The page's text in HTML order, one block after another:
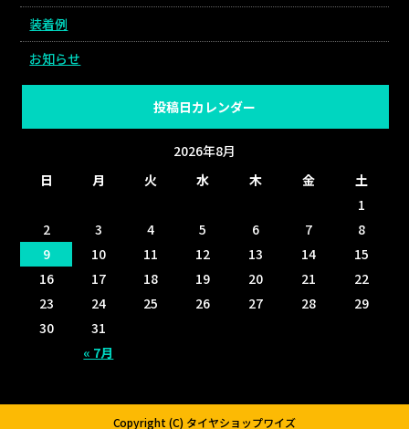
装着例
お知らせ
投稿日カレンダー
2026年8月
日
月 火 水 木 金 土
« 7月
1
2
3 4 5 6 7
8
9
10 11 12 13 14
15
16
17 18 19 20 21
22
23
24 25 26 27 28
29
30
31
Copyright (C) タイヤショップワイズ